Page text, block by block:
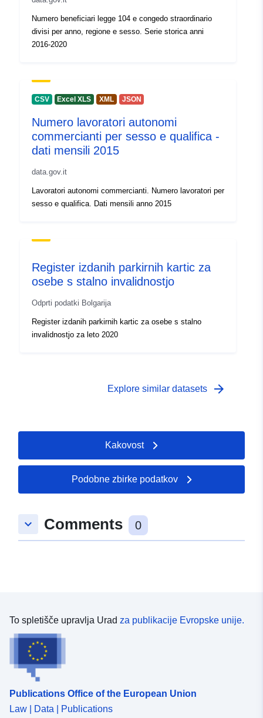
Pravice za
dostop:
public
nastanka
poslovnega
dogodka:
Časovna
pokritost:
01 January 2013
Numero beneficiari legge 104 e congedo straordinario
divisi per anno, regione e sesso. Serie storica anni
2016-2020
CSV Excel XLS XML JSON
Numero lavoratori autonomi
commercianti per sesso e qualifica -
dati mensili 2015
data.gov.it
Lavoratori autonomi commercianti. Numero lavoratori per
sesso e qualifica. Dati mensili anno 2015
Register izdanih parkirnih kartic za
osebe s stalno invalidnostjo
Odprti podatki Bolgarija
Register izdanih parkirnih kartic za osebe s stalno
invalidnostjo za leto 2020
Explore similar datasets arrow_forward
Kakovost
Podobne zbirke podatkov
keyboard_arrow_down Comments 0
To spletišče upravlja Urad za publikacije Evropske unije.
Publications Office of the European Union
Law | Data | Publications